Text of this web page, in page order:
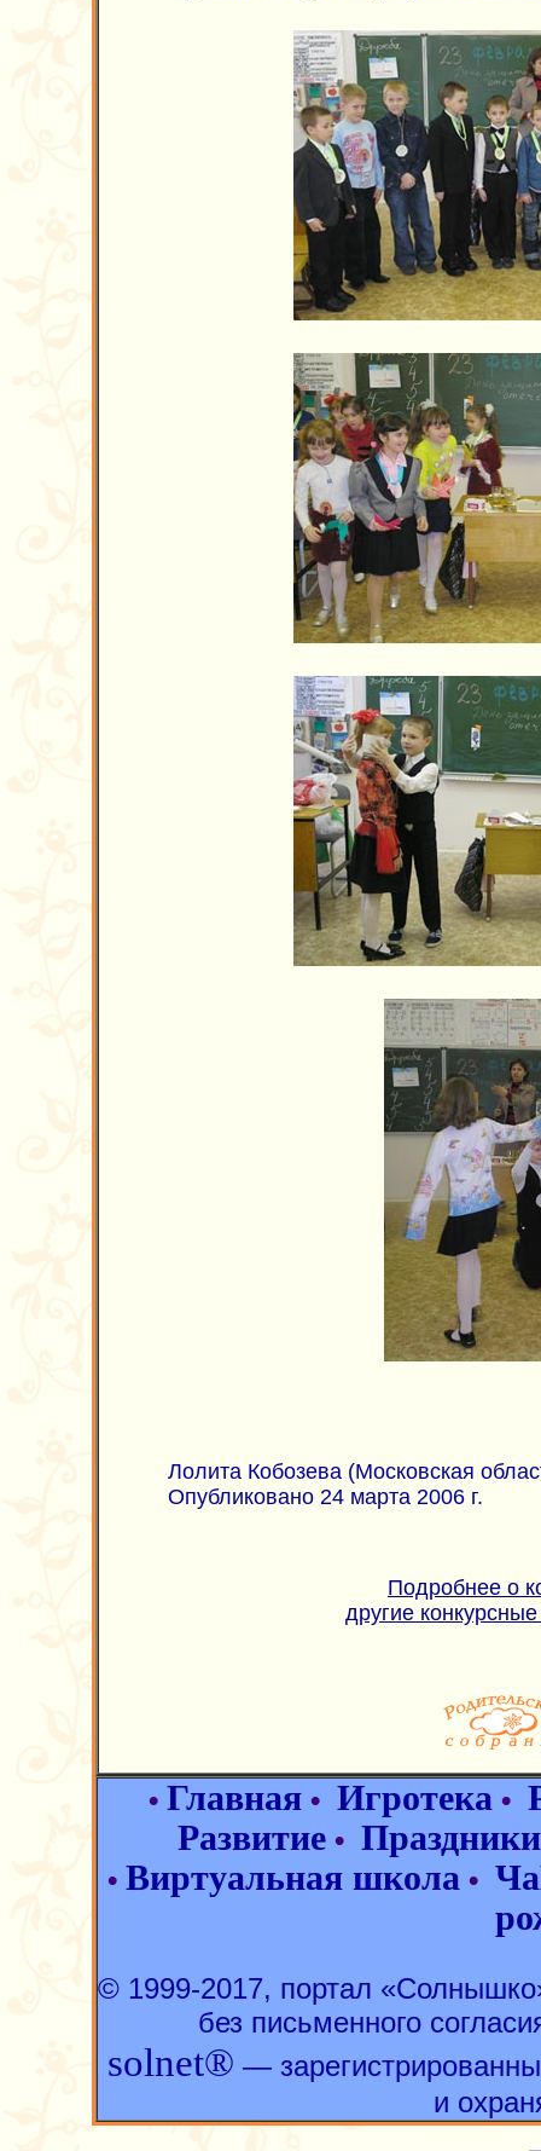
Лолита Кобозева (Московская
Опубликовано 24 марта 2006 г.
Подробнее о
другие
• Главная • Игротека •
Развитие• Праздники
• Виртуальная школа •
© 1999-2017, портал
без письменного
solnet® —
и